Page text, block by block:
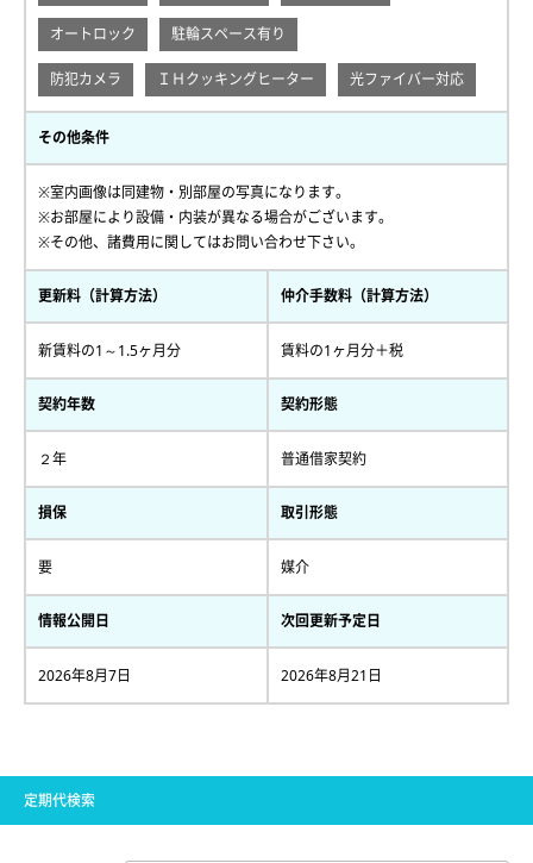
オートロック 駐輪スペース有り
防犯カメラ ＩＨクッキングヒーター 光ファイバー対応
その他条件
※室内画像は同建物・別部屋の写真になります。
※お部屋により設備・内装が異なる場合がございます。
※その他、諸費用に関してはお問い合わせ下さい。
更新料（計算方法）
新賃料の1～1.5ヶ月分
仲介手数料（計算方法）
賃料の1ヶ月分＋税
契約年数
２年
契約形態
普通借家契約
損保
要
取引形態
媒介
情報公開日
2026年8月7日
次回更新予定日
2026年8月21日
定期代検索